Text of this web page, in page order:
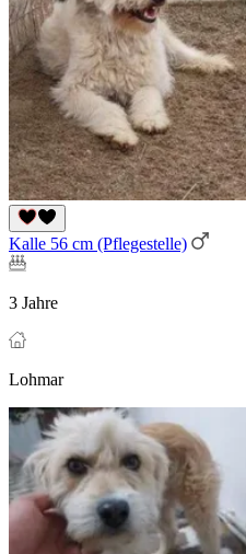
Kalle 56 cm (Pflegestelle)
3 Jahre
Lohmar